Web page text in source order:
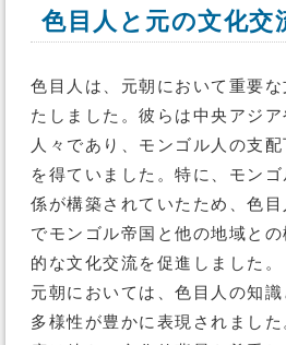
色目人と元の文化交
色目人は、元朝において重要
たしました。彼らは中央アジ
人々であり、モンゴル人の支
を得ていました。特に、モン
係が構築されていたため、色
でモンゴル帝国と他の地域と
的な文化交流を促進しました。
元朝においては、色目人の知識
多様性が豊かに表現されました